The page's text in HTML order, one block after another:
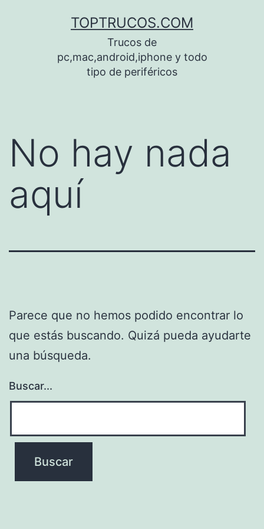
TOPTRUCOS.COM
Trucos de
pc,mac,android,iphone y todo
tipo de periféricos
No hay nada
aquí
Parece que no hemos podido encontrar lo
que estás buscando. Quizá pueda ayudarte
una búsqueda.
Buscar...